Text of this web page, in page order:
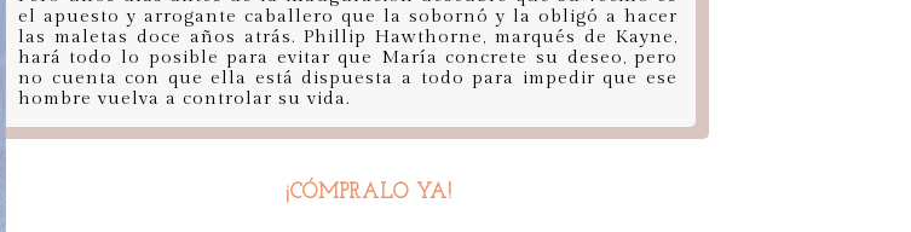
el apuesto y arrogante caballero que la sobornó y la obligó a hacer
las maletas doce años atrás. Phillip Hawthorne, marqués de Kayne,
hará todo lo posible para evitar que María concrete su deseo, pero
no cuenta con que ella está dispuesta a todo para impedir que ese
hombre vuelva a controlar su vida.
¡CÓMPRALO YA!